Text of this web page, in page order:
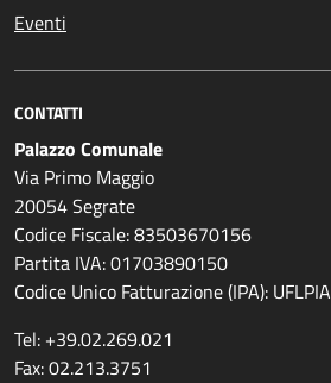
Eventi
CONTATTI
Palazzo Comunale
Via Primo Maggio
20054 Segrate
Codice Fiscale: 83503670156
Partita IVA: 01703890150
Codice Unico Fatturazione (IPA): UFLPIA
Tel: +39.02.269.021
Fax: 02.213.3751